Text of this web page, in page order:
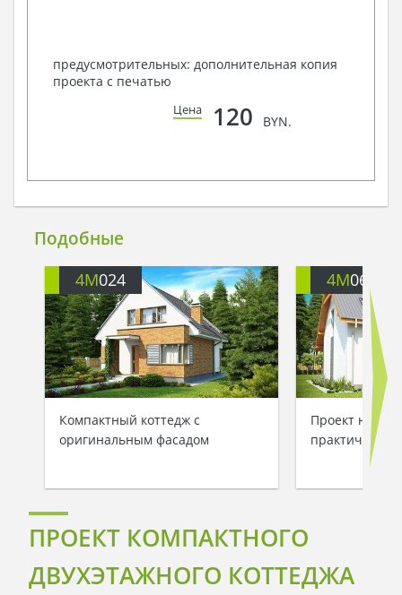
предусмотрительных: дополнительная копия
проекта с печатью
Цена 120 BYN.
Подобные
4M024
Компактный коттедж с
оригинальным фасадом
4M062
Проект
практичного
ПРОЕКТ КОМПАКТНОГО
ДВУХЭТАЖНОГО КОТТЕДЖА